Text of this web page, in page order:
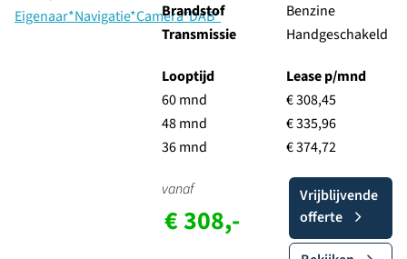
Brandstof
Benzine
Transmissie
Handgeschakeld
Looptijd
60 mnd
48 mnd
36 mnd
Lease p/mnd
€ 308,45
€ 335,96
€ 374,72
vanaf
€ 308,-
Vrijblijvende
offerte